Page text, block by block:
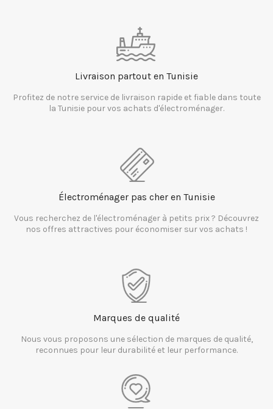
Livraison partout en Tunisie
Profitez de notre service de livraison rapide et fiable dans toute
la Tunisie pour vos achats d'électroménager.
Électroménager pas cher en Tunisie
Vous recherchez de l'électroménager à petits prix ? Découvrez
nos offres attractives pour économiser sur vos achats !
Marques de qualité
Nous vous proposons une sélection de marques de qualité,
reconnues pour leur durabilité et leur performance.